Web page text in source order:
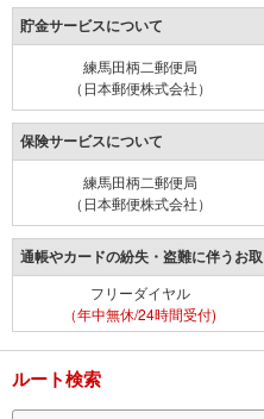
貯金サービスについて
練馬田柄二郵便局
（日本郵便株式会社）
保険サービスについて
練馬田柄二郵便局
（日本郵便株式会社）
通帳やカードの紛失・盗難に伴うお
フリーダイヤル
（年中無休/24時間受付)
ルート検索